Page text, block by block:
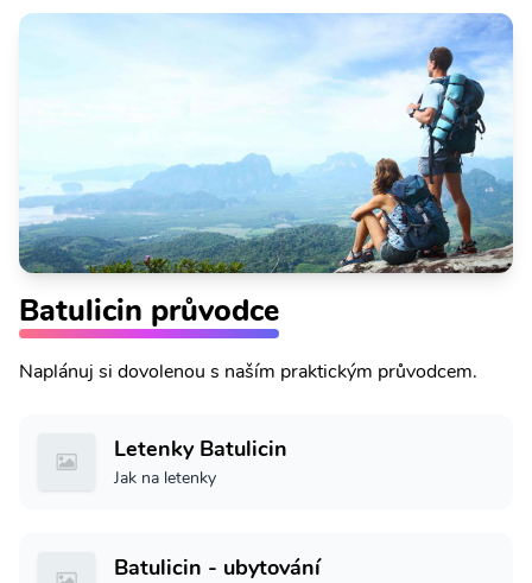
Batulicin průvodce
Naplánuj si dovolenou s naším praktickým průvodcem.
Letenky Batulicin
Jak na letenky
Batulicin - ubytování